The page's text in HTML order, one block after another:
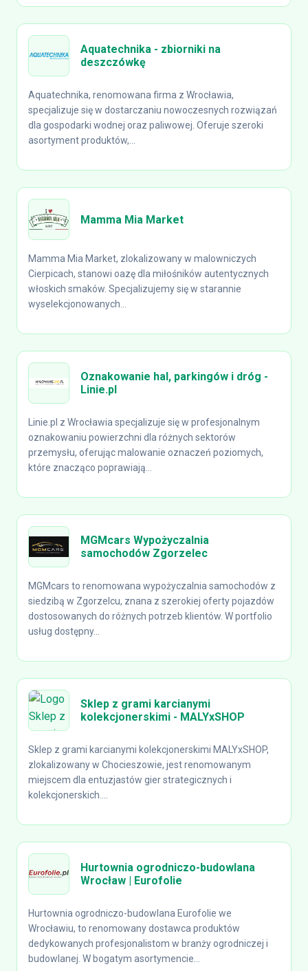
Aquatechnika - zbiorniki na
deszczówkę
Aquatechnika, renomowana firma z Wrocławia,
specjalizuje się w dostarczaniu nowoczesnych rozwiązań
dla gospodarki wodnej oraz paliwowej. Oferuje szeroki
asortyment produktów,...
Mamma Mia Market
Mamma Mia Market, zlokalizowany w malowniczych
Cierpicach, stanowi oazę dla miłośników autentycznych
włoskich smaków. Specjalizujemy się w starannie
wyselekcjonowanych...
Oznakowanie hal, parkingów i dróg -
Linie.pl
Linie.pl z Wrocławia specjalizuje się w profesjonalnym
oznakowaniu powierzchni dla różnych sektorów
przemysłu, oferując malowanie oznaczeń poziomych,
które znacząco poprawiają...
MGMcars Wypożyczalnia
samochodów Zgorzelec
MGMcars to renomowana wypożyczalnia samochodów z
siedzibą w Zgorzelcu, znana z szerokiej oferty pojazdów
dostosowanych do różnych potrzeb klientów. W portfolio
usług dostępny...
Sklep z grami karcianymi
kolekcjonerskimi - MALYxSHOP
Sklep z grami karcianymi kolekcjonerskimi MALYxSHOP,
zlokalizowany w Chocieszowie, jest renomowanym
miejscem dla entuzjastów gier strategicznych i
kolekcjonerskich....
Hurtownia ogrodniczo-budowlana
Wrocław | Eurofolie
Hurtownia ogrodniczo-budowlana Eurofolie we
Wrocławiu, to renomowany dostawca produktów
dedykowanych profesjonalistom w branży ogrodniczej i
budowlanej. W bogatym asortymencie...